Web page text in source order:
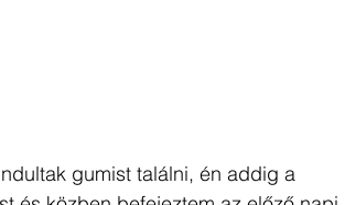
gumist találni, én addig a